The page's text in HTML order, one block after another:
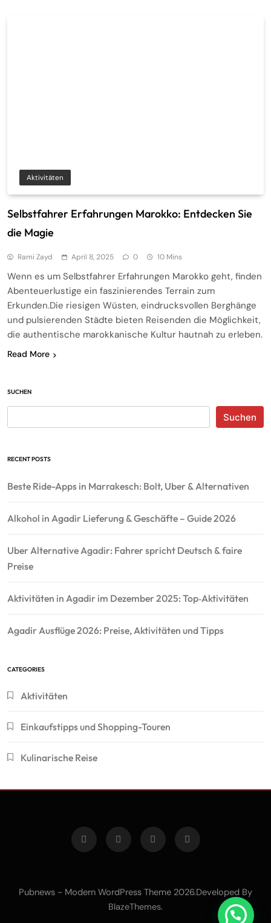
Aktivitäten
Selbstfahrer Erfahrungen Marokko: Entdecken Sie
die Magie
Rami Zayd April 8, 2025 0 10 Mins
Wenn es um Selbstfahrer Erfahrungen Marokko geht, finden
Abenteuerlustige ein faszinierendes Terrain zum
Erkunden.Die riesigen Wüsten, eindrucksvollen Berghänge
und pulsierenden Städte bieten Reisenden die Möglichkeit,
die authentische marokkanische Kultur hautnah zu erleben.
Read More
SUCHEN
Suchen
RECENT POSTS
Beste Ride-Apps in Marrakesch: Bolt, Uber & Alternativen
Alkohol in Agadir Lieferung & Geschäfte – Guide 2026
Uber Alternative Agadir: Fahrer spricht Deutsch & faire
Preise
Aktivitäten in Agadir im Dezember 2025: Top‑Aktivitäten
Agadir Ausflüge 2026: Preise, Aktivitäten und Tipps
CATEGORIES
Aktivitäten
Einkaufstipps und Shopping-Touren
Kulinarische Reise
Pubnews - Modern WordPress Theme 2026.Developed By
BlazeThemes.